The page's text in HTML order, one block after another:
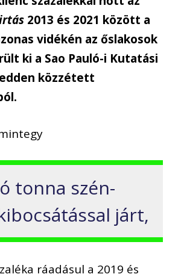
2013 és 2021 között a
vidékén az őslakosok
ki a Sao Pauló-i Kutatási
közzétett
tonna szén-
járt,
ráadásul a 2019 és